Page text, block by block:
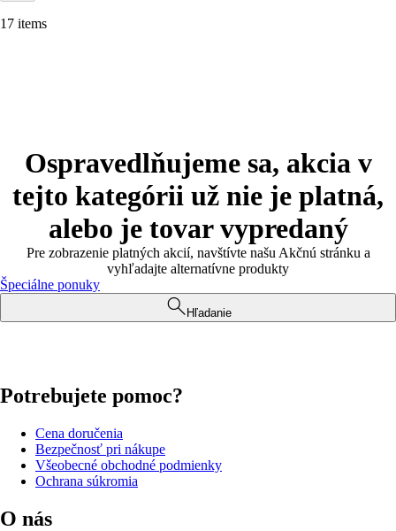
17 items
Ospravedlňujeme sa, akcia v
tejto kategórii už nie je platná,
alebo je tovar vypredaný
Pre zobrazenie platných akcií, navštívte našu Akčnú stránku a
vyhľadajte alternatívne produkty
Špeciálne ponuky
Hľadanie
Potrebujete pomoc?
Cena doručenia
Bezpečnosť pri nákupe
Všeobecné obchodné podmienky
Ochrana súkromia
O nás